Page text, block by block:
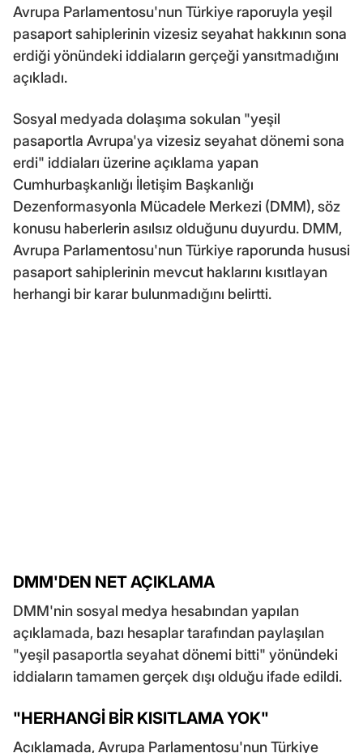
Avrupa Parlamentosu'nun Türkiye raporuyla yeşil
pasaport sahiplerinin vizesiz seyahat hakkının sona
erdiği yönündeki iddiaların gerçeği yansıtmadığını
açıkladı.
Sosyal medyada dolaşıma sokulan "yeşil
pasaportla Avrupa'ya vizesiz seyahat dönemi sona
erdi" iddiaları üzerine açıklama yapan
Cumhurbaşkanlığı İletişim Başkanlığı
Dezenformasyonla Mücadele Merkezi (DMM), söz
konusu haberlerin asılsız olduğunu duyurdu. DMM,
Avrupa Parlamentosu'nun Türkiye raporunda hususi
pasaport sahiplerinin mevcut haklarını kısıtlayan
herhangi bir karar bulunmadığını belirtti.
DMM'DEN NET AÇIKLAMA
DMM'nin sosyal medya hesabından yapılan
açıklamada, bazı hesaplar tarafından paylaşılan
"yeşil pasaportla seyahat dönemi bitti" yönündeki
iddiaların tamamen gerçek dışı olduğu ifade edildi.
"HERHANGİ BİR KISITLAMA YOK"
Açıklamada, Avrupa Parlamentosu'nun Türkiye